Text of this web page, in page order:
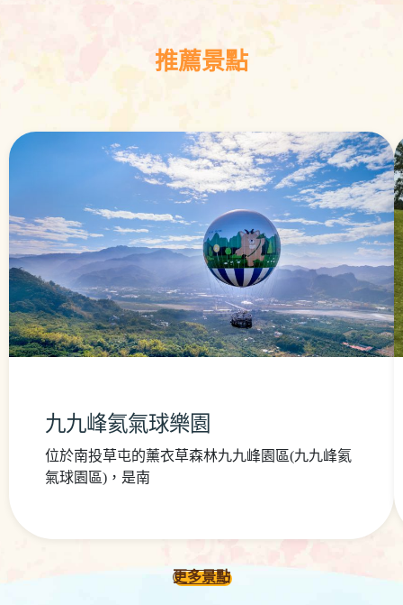
推薦景點
九九峰氦氣球樂園
位於南投草屯的薰衣草森林九九峰園區(九九峰氦
氣球園區)，是南
更多景點